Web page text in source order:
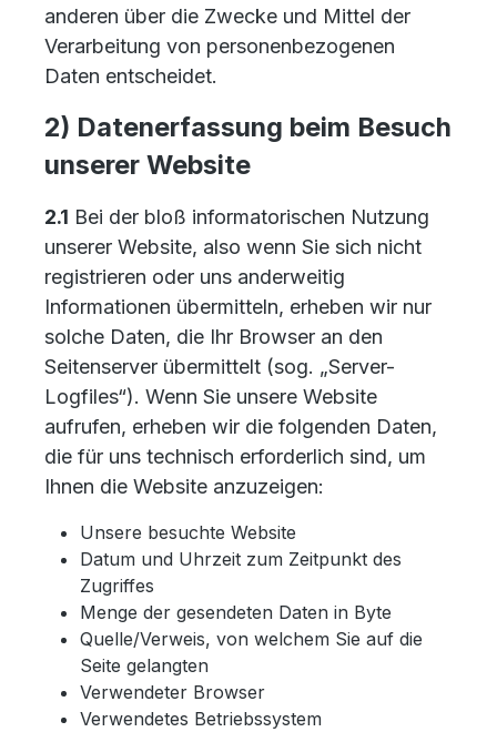
anderen über die Zwecke und Mittel der
Verarbeitung von personenbezogenen
Daten entscheidet.
2) Datenerfassung beim Besuch
unserer Website
2.1 Bei der bloß informatorischen Nutzung
unserer Website, also wenn Sie sich nicht
registrieren oder uns anderweitig
Informationen übermitteln, erheben wir nur
solche Daten, die Ihr Browser an den
Seitenserver übermittelt (sog. „Server-
Logfiles“). Wenn Sie unsere Website
aufrufen, erheben wir die folgenden Daten,
die für uns technisch erforderlich sind, um
Ihnen die Website anzuzeigen:
Unsere besuchte Website
Datum und Uhrzeit zum Zeitpunkt des
Zugriffes
Menge der gesendeten Daten in Byte
Quelle/Verweis, von welchem Sie auf die
Seite gelangten
Verwendeter Browser
Verwendetes Betriebssystem